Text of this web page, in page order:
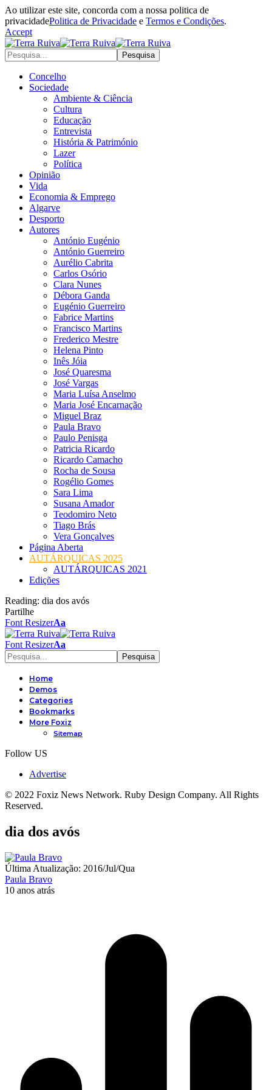
Ao utilizar este site, concorda com a nossa politica de
privacidadePolitica de Privacidade e Termos e Condições.
Accept
Concelho
Sociedade
Ambiente & Ciência
Cultura
Educação
Entrevista
História & Património
Lazer
Política
Opinião
Vida
Economia & Emprego
Algarve
Desporto
Autores
António Eugénio
António Guerreiro
Aurélio Cabrita
Carlos Osório
Clara Nunes
Débora Ganda
Eugénio Guerreiro
Fabrice Martins
Francisco Martins
Frederico Mestre
Helena Pinto
Inês Jóia
José Quaresma
José Vargas
Maria Luísa Anselmo
Maria José Encarnação
Miguel Braz
Paula Bravo
Paulo Penisga
Patricia Ricardo
Ricardo Camacho
Rocha de Sousa
Rogélio Gomes
Sara Lima
Susana Amador
Teodomiro Neto
Tiago Brás
Vera Gonçalves
Página Aberta
AUTÁRQUICAS 2025
AUTÁRQUICAS 2021
Edições
Reading: dia dos avós
Partilhe
Font ResizerAa
Font ResizerAa
Home
Demos
Categories
Bookmarks
More Foxiz
Sitemap
Follow US
Advertise
© 2022 Foxiz News Network. Ruby Design Company. All Rights
Reserved.
dia dos avós
Última Atualização: 2016/Jul/Qua
Paula Bravo
10 anos atrás